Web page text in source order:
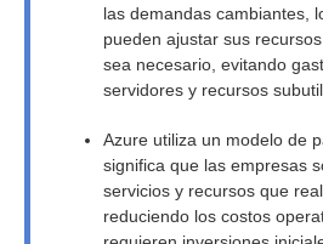
las demandas cambiantes,
pueden ajustar sus
sea necesario, evitando
servidores y recursos
Azure utiliza un modelo de
significa que las empresas
servicios y recursos que
reduciendo los costos